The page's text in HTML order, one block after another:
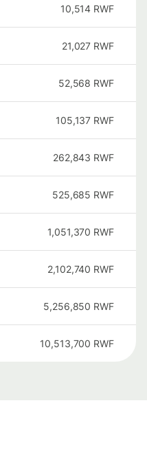
10,514 RWF
21,027 RWF
52,568 RWF
105,137 RWF
262,843 RWF
525,685 RWF
1,051,370 RWF
2,102,740 RWF
5,256,850 RWF
10,513,700 RWF